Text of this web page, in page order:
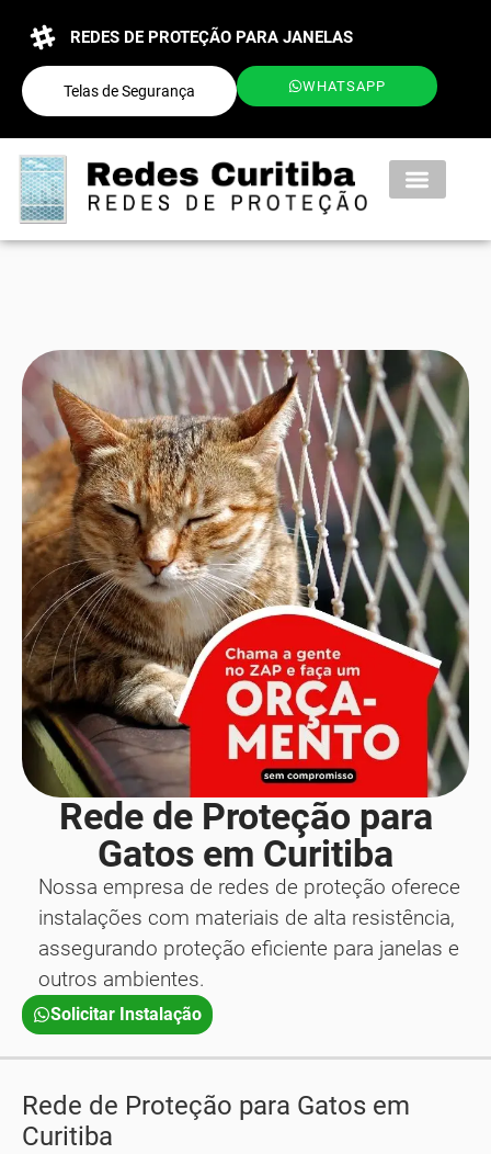
REDES DE PROTEÇÃO PARA JANELAS
Telas de Segurança WHATSAPP
Rede de Proteção para
Gatos em Curitiba
Nossa empresa de redes de proteção oferece
instalações com materiais de alta resistência,
assegurando proteção eficiente para janelas e
outros ambientes.
Solicitar Instalação
Rede de Proteção para Gatos em
Curitiba